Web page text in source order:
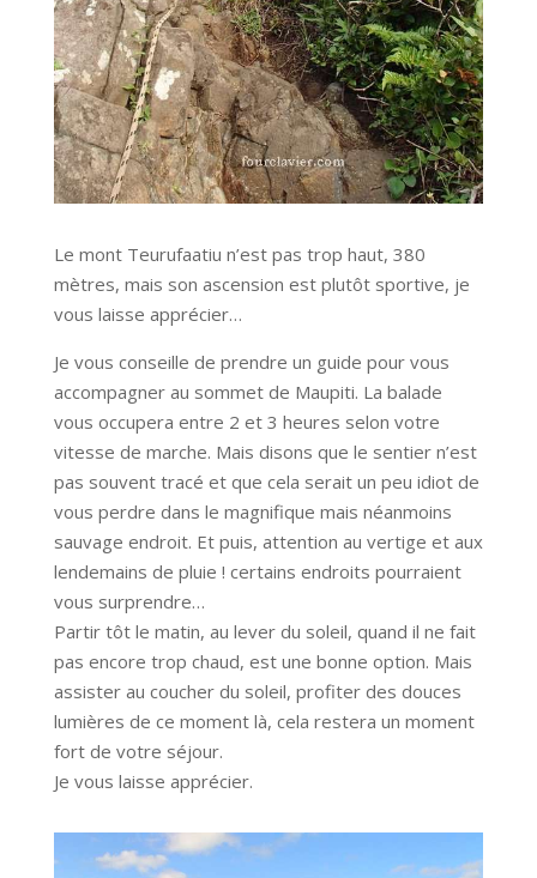
Le mont Teurufaatiu n’est pas trop haut, 380
mètres, mais son ascension est plutôt sportive, je
vous laisse apprécier…
Je vous conseille de prendre un guide pour vous
accompagner au sommet de Maupiti. La balade
vous occupera entre 2 et 3 heures selon votre
vitesse de marche. Mais disons que le sentier n’est
pas souvent tracé et que cela serait un peu idiot de
vous perdre dans le magnifique mais néanmoins
sauvage endroit. Et puis, attention au vertige et aux
lendemains de pluie ! certains endroits pourraient
vous surprendre…
Partir tôt le matin, au lever du soleil, quand il ne fait
pas encore trop chaud, est une bonne option. Mais
assister au coucher du soleil, profiter des douces
lumières de ce moment là, cela restera un moment
fort de votre séjour.
Je vous laisse apprécier.